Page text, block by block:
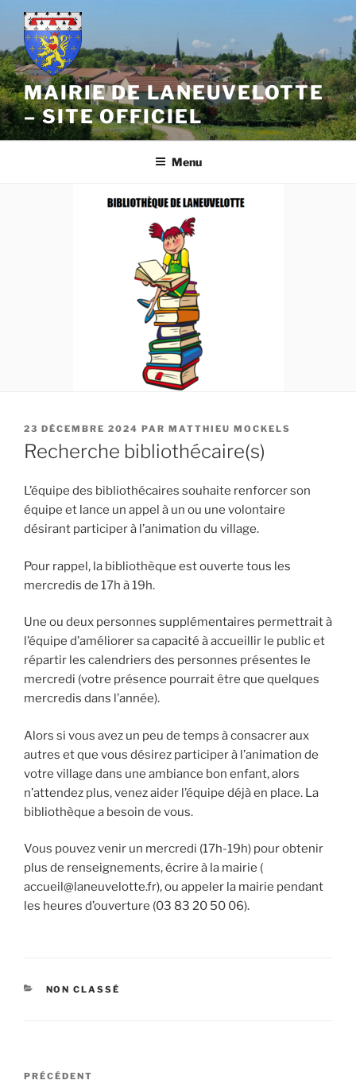
Aller
contenu
principal
MAIRIE DE LANEUVELOTTE
– SITE OFFICIEL
Menu
PUBLIÉ
LE
23 DÉCEMBRE 2024 PAR MATTHIEU MOCKELS
Recherche bibliothécaire(s)
L’équipe des bibliothécaires souhaite renforcer son
équipe et lance un appel à un ou une volontaire
désirant participer à l’animation du village.
Pour rappel, la bibliothèque est ouverte tous les
mercredis de 17h à 19h.
Une ou deux personnes supplémentaires permettrait à
l’équipe d’améliorer sa capacité à accueillir le public et
répartir les calendriers des personnes présentes le
mercredi (votre présence pourrait être que quelques
mercredis dans l’année).
Alors si vous avez un peu de temps à consacrer aux
autres et que vous désirez participer à l’animation de
votre village dans une ambiance bon enfant, alors
n’attendez plus, venez aider l’équipe déjà en place. La
bibliothèque a besoin de vous.
Vous pouvez venir un mercredi (17h-19h) pour obtenir
plus de renseignements, écrire à la mairie (
accueil@laneuvelotte.fr), ou appeler la mairie pendant
les heures d’ouverture (03 83 20 50 06).
CATÉGORIES
NON CLASSÉ
Navigation
Article
PRÉCÉDENT